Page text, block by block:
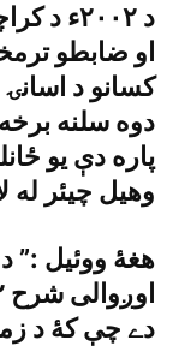
د ٢٠٠٢ء
او ضابطو
کسانو د
دوه سلنه
پاره دې يو
وهيل چيئر له
هغۀ ووئيل :” د
دے چې کۀ د